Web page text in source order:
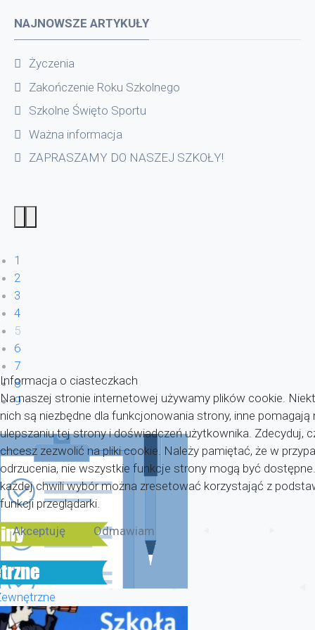
NAJNOWSZE ARTYKUŁY
Życzenia
Zakończenie Roku Szkolnego
Szkolne Święto Sportu
Ważna informacja
ZAPRASZAMY DO NASZEJ SZKOŁY!
1
2
3
4
5
6
7
8
9
Informacja o ciasteczkach
Na naszej stronie internetowej używamy plików cookie.
nich są niezbędne dla funkcjonowania strony, inne pomagają
ulepszaniu tej strony i doświadczeń użytkownika. Zdecyduj,
chcesz zezwolić na pliki cookie. Należy pamiętać, że w
odrzucenia, nie wszystkie funkcje strony mogą być
każdej chwili wybór można zresetować korzystająć z
funkcji przeglądarki.
Akceptuję
Odmawiam